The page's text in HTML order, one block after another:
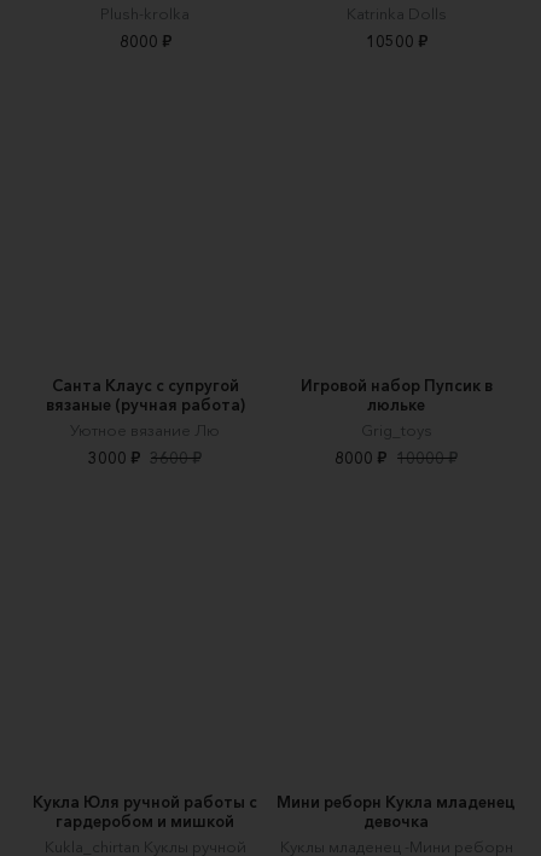
Plush-krolka
8000 ₽
Katrinka Dolls
10500 ₽
Санта Клаус с супругой
вязаные (ручная работа)
Уютное вязание Лю
3000 ₽ 3600 ₽
Игровой набор Пупсик в
люльке
Grig_toys
8000 ₽ 10000 ₽
Кукла Юля ручной работы с
гардеробом и мишкой
Kukla_chirtan Куклы ручной
Мини реборн Кукла младенец
девочка
Куклы младенец -Мини реборн